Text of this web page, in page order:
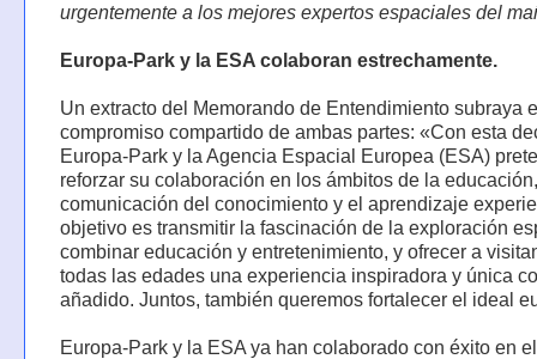
urgentemente a los mejores expertos espaciales del
Europa-Park y la ESA colaboran estrechamente.
Un extracto del Memorando de Entendimiento subraya
compromiso compartido de ambas partes: «Con esta
Europa-Park y la Agencia Espacial Europea (ESA)
reforzar su colaboración en los ámbitos de la
comunicación del conocimiento y el aprendizaje
objetivo es transmitir la fascinación de la exploración
combinar educación y entretenimiento, y ofrecer a
todas las edades una experiencia inspiradora y única
añadido. Juntos, también queremos fortalecer el ideal
Europa-Park y la ESA ya han colaborado con éxito en